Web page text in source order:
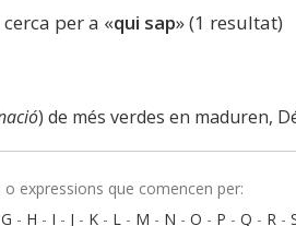
per a «qui sap» (1 resultat)
) de més verdes en maduren,
o expressions que comencen per:
G - H - I - J - K - L - M - N - O - P - Q - R -